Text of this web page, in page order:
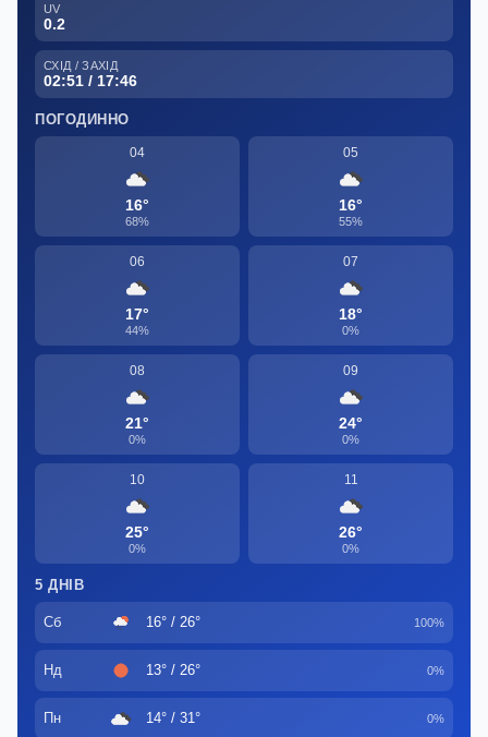
UV
0.2
СХІД / ЗАХІД
02:51 / 17:46
ПОГОДИННО
04
16°
68%
05
16°
55%
06
17°
44%
07
18°
0%
08
21°
0%
09
24°
0%
10
25°
0%
11
26°
0%
5 ДНІВ
Сб 16° / 26° 100%
Нд 13° / 26° 0%
Пн 14° / 31° 0%